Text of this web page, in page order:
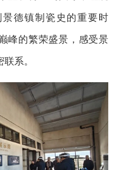
德镇制瓷史的重要时
峰的繁荣盛景，感受景
系。